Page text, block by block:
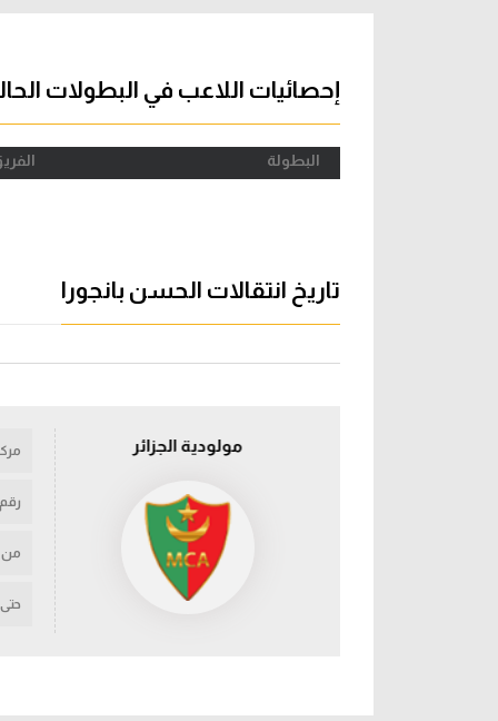
دوري إحصائيات اللاعب في البطولات
البطولة
تاريخ انتقالات الحسن بانجورا
مولودية الجزائر
رقم
من
حتى